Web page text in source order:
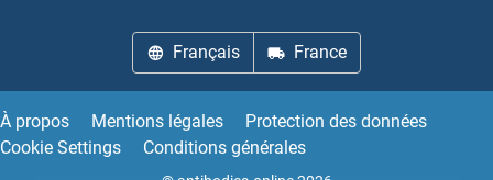
SNRPD1 Anticorps
SNRPD3 Anticorps
Français France
À propos Mentions légales
Protection des données
Cookie Settings
Conditions générales